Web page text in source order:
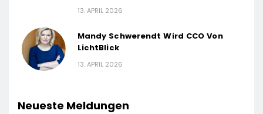
13. APRIL 2026
Mandy Schwerendt Wird CCO Von
LichtBlick
13. APRIL 2026
Neueste Meldungen